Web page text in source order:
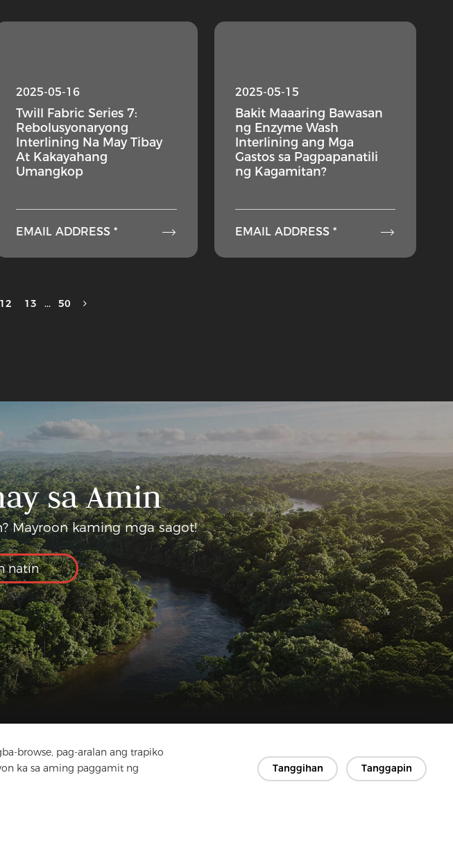
browse, pag-aralan ang trapiko
ka sa aming paggamit ng
Tanggihan Tanggapin
2025-05-16
Twill Fabric Series 7:
Rebolusyonaryong
Interlining Na May Tibay
At Kakayahang
Umangkop
EMAIL ADDRESS * 
2025-05-15
Bakit Maaaring Bawasan
ng Enzyme Wash
Interlining ang Mga
Gastos sa Pagpapanatili
ng Kagamitan?
EMAIL ADDRESS * 
12 13 ... 50
sa Amin
Mayroon kaming mga sagot!
natin
ugnay